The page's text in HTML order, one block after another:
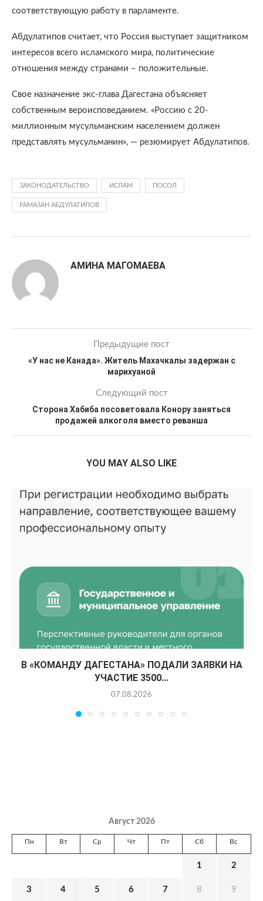
соответствующую работу в парламенте.
Абдулатипов считает, что Россия выступает защитником
интересов всего исламского мира, политические
отношения между странами – положительные.
Свое назначение экс-глава Дагестана объясняет
собственным вероисповеданием. «Россию с 20-
миллионным мусульманским населением должен
представлять мусульманин», — резюмирует Абдулатипов.
ЗАКОНОДАТЕЛЬСТВО ИСЛАМ ПОСОЛ
РАМАЗАН АБДУЛАТИПОВ
АМИНА МАГОМАЕВА
Предыдущие пост
«У нас не Канада». Житель Махачкалы задержан с
марихуаной
Следующий пост
Сторона Хабиба посоветовала Конору заняться
продажей алкоголя вместо реванша
YOU MAY ALSO LIKE
В «КОМАНДУ ДАГЕСТАНА» ПОДАЛИ ЗАЯВКИ НА
УЧАСТИЕ 3500...
07.08.2026
Август 2026
Пн Вт Ср Чт Пт Сб Вс
1 2
3 4 5 6 7 8 9